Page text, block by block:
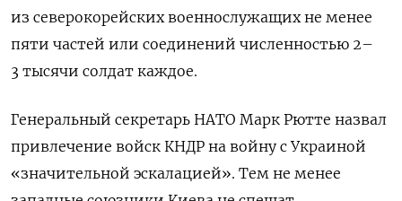
из северокорейских военнослужащих не менее
пяти частей или соединений численностью 2–
3 тысячи солдат каждое.
Генеральный секретарь НАТО Марк Рютте назвал
привлечение войск КНДР на войну с Украиной
«значительной эскалацией». Тем не менее